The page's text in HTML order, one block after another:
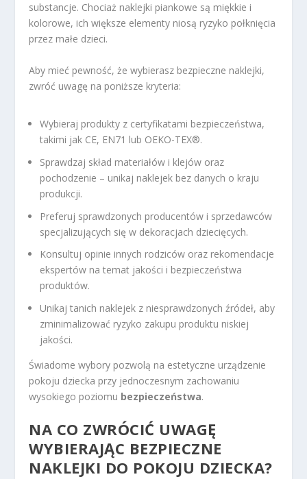
substancje. Chociaż naklejki piankowe są miękkie i
kolorowe, ich większe elementy niosą ryzyko połknięcia
przez małe dzieci.
Aby mieć pewność, że wybierasz bezpieczne naklejki,
zwróć uwagę na poniższe kryteria:
Wybieraj produkty z certyfikatami bezpieczeństwa,
takimi jak CE, EN71 lub OEKO-TEX®.
Sprawdzaj skład materiałów i klejów oraz
pochodzenie – unikaj naklejek bez danych o kraju
produkcji.
Preferuj sprawdzonych producentów i sprzedawców
specjalizujących się w dekoracjach dziecięcych.
Konsultuj opinie innych rodziców oraz rekomendacje
ekspertów na temat jakości i bezpieczeństwa
produktów.
Unikaj tanich naklejek z niesprawdzonych źródeł, aby
zminimalizować ryzyko zakupu produktu niskiej
jakości.
Świadome wybory pozwolą na estetyczne urządzenie
pokoju dziecka przy jednoczesnym zachowaniu
wysokiego poziomu bezpieczeństwa.
NA CO ZWRÓCIĆ UWAGĘ
WYBIERAJĄC BEZPIECZNE
NAKLEJKI DO POKOJU DZIECKA?